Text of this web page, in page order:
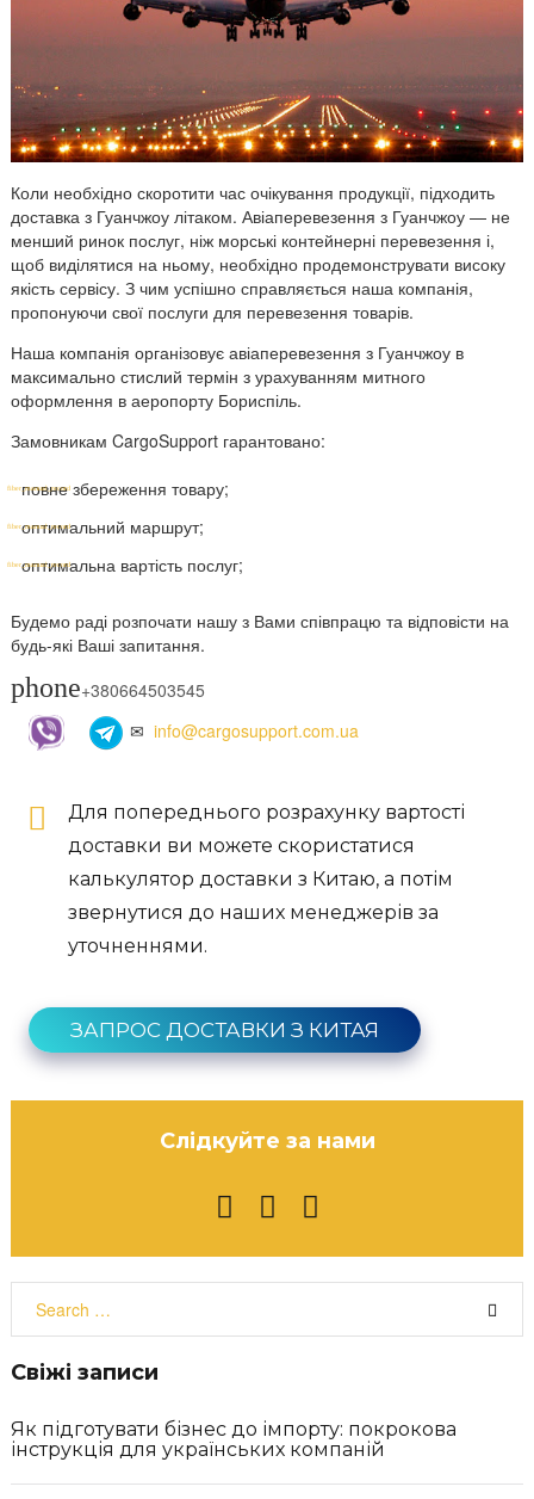
Коли необхідно скоротити час очікування продукції, підходить
доставка з Гуанчжоу літаком. Авіаперевезення з Гуанчжоу — не
менший ринок послуг, ніж морські контейнерні перевезення і,
щоб виділятися на ньому, необхідно продемонструвати високу
якість сервісу. З чим успішно справляється наша компанія,
пропонуючи свої послуги для перевезення товарів.
Наша компанія організовує авіаперевезення з Гуанчжоу в
максимально стислий термін з урахуванням митного
оформлення в аеропорту Бориспіль.
Замовникам CargoSupport гарантовано:
повне збереження товару;
оптимальний маршрут;
оптимальна вартість послуг;
Будемо раді розпочати нашу з Вами співпрацю та відповісти на
будь-які Ваші запитання.
phone+380664503545
✉ info@cargosupport.com.ua
Для попереднього розрахунку вартості
доставки ви можете скористатися
калькулятор доставки з Китаю, а потім
звернутися до наших менеджерів за
уточненнями.
ЗАПРОС ДОСТАВКИ З КИТАЯ
Слідкуйте за нами
a
c
b
n
s
a
m
o
u
u
a
r
Свіжі записи
Як підготувати бізнес до імпорту: покрокова
інструкція для українських компаній